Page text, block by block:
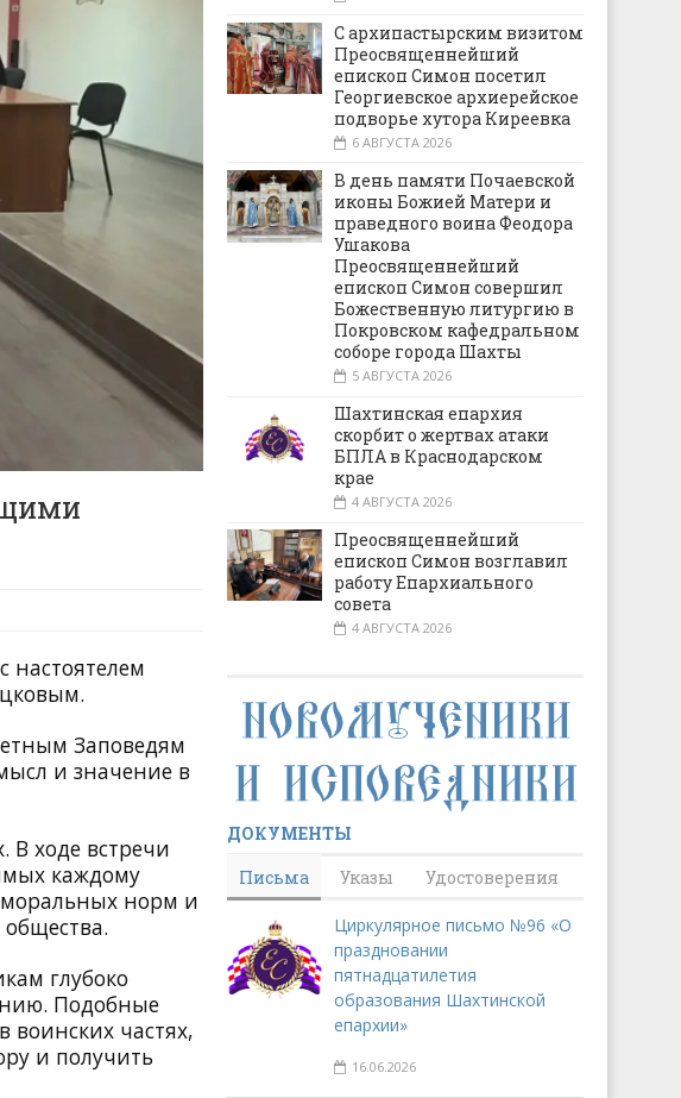
настоятелем
Заповедям
и значение в
ходе встречи
каждому
норм и
глубоко
Подобные
частях,
и получить
С архипастырским визитом
Преосвященнейший
епископ Симон посетил
Георгиевское архиерейское
подворье хутора Киреевка
6 АВГУСТА 2026
В день памяти Почаевской
иконы Божией Матери и
праведного воина Феодора
Ушакова
Преосвященнейший
епископ Симон совершил
Божественную литургию в
Покровском кафедральном
соборе города Шахты
5 АВГУСТА 2026
Шахтинская епархия
скорбит о жертвах атаки
БПЛА в Краснодарском
крае
4 АВГУСТА 2026
Преосвященнейший
епископ Симон возглавил
работу Епархиального
совета
4 АВГУСТА 2026
ДОКУМЕНТЫ
Письма
Указы Удостоверения
Циркулярное письмо №96 «О
праздновании
пятнадцатилетия
образования Шахтинской
епархии»
16.06.2026